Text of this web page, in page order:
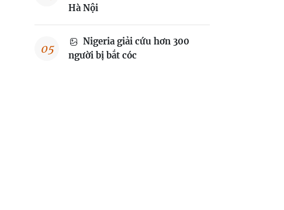
Hà Nội
Nigeria giải cứu hơn 300
người bị bắt cóc